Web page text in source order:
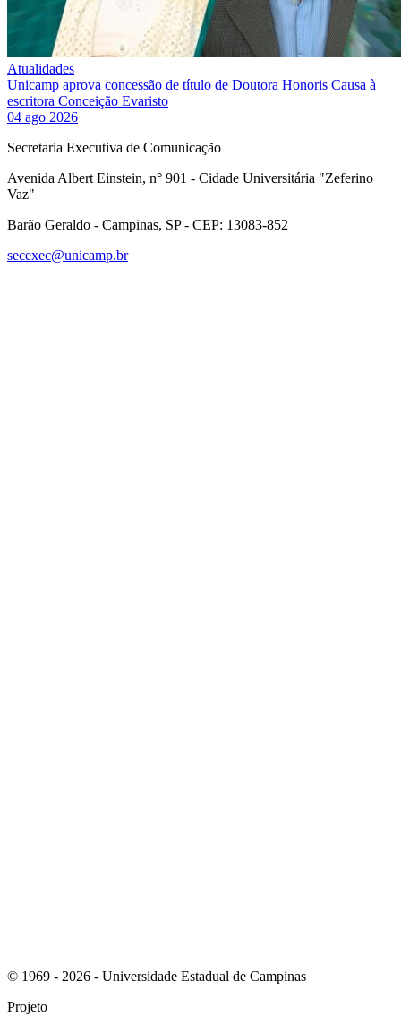
Atualidades
Unicamp aprova concessão de título de Doutora Honoris Causa à
escritora Conceição Evaristo
04 ago 2026
Secretaria Executiva de Comunicação
Avenida Albert Einstein, n° 901 - Cidade Universitária "Zeferino
Vaz"
Barão Geraldo - Campinas, SP - CEP: 13083-852
secexec@unicamp.br
© 1969 - 2026 - Universidade Estadual de Campinas
Projeto